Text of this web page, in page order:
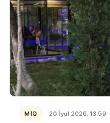
MİQ 20 İyul 2026, 13:59